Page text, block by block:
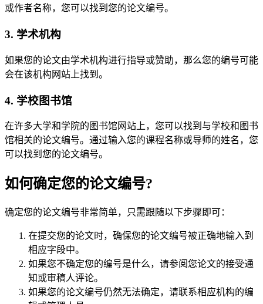
或作者名称，您可以找到您的论文编号。
3. 学术机构
如果您的论文由学术机构进行指导或赞助，那么您的编号可能
会在该机构网站上找到。
4. 学校图书馆
在许多大学和学院的图书馆网站上，您可以找到与学校和图书
馆相关的论文编号。通过输入您的课程名称或导师的姓名，您
可以找到您的论文编号。
如何确定您的论文编号?
确定您的论文编号非常简单，只需跟随以下步骤即可：
在提交您的论文时，确保您的论文编号被正确地输入到
相应字段中。
如果您不确定您的编号是什么，请参阅您论文的接受通
知或审稿人评论。
如果您的论文编号仍然无法确定，请联系相应机构的编